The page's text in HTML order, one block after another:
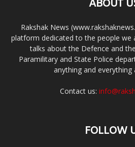
ABOUT
Rakshak News
platform dedicated to the people we
talks about the Defence and
Paramilitary and State Police
anything and everything
Contact us:
FOLLOW